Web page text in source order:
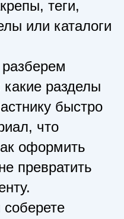
теги,
или каталоги
какие разделы
быстро
что
оформить
превратить